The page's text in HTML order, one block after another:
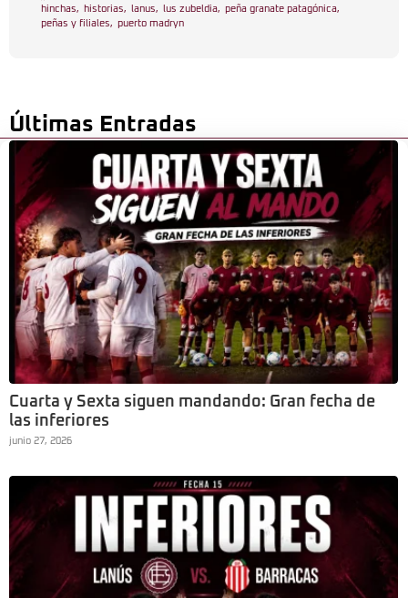
hinchas, historias, lanus, lus zubeldia, peña granate patagónica,
peñas y filiales, puerto madryn
Últimas Entradas
Cuarta y Sexta siguen mandando: Gran fecha de
las inferiores
junio 27, 2026